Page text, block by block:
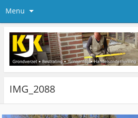
Menu
IMG_2088